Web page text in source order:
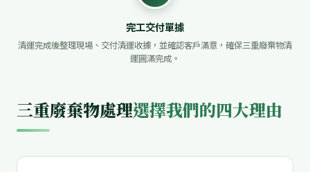
完工交付單據
清運完成後整理現場、交付清運收據，並確認客戶滿意，確保三重廢棄物清
運圓滿完成。
三重廢棄物處理選擇我們的四大理由